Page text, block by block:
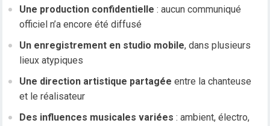
Une production confidentielle : aucun communiqué
officiel n’a encore été diffusé
Un enregistrement en studio mobile, dans plusieurs
lieux atypiques
Une direction artistique partagée entre la chanteuse
et le réalisateur
Des influences musicales variées : ambient, électro,